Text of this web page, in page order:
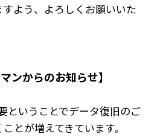
よう、よろしくお願いいた
ンからのお知らせ】
ということでデータ復旧のご
とが増えてきています。